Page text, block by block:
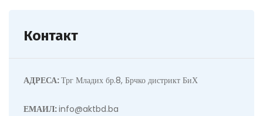
Контакт
АДРЕСА:Трг Младих бр.8, Брчко дистрикт БиХ
ЕМАИЛ:info@aktbd.ba